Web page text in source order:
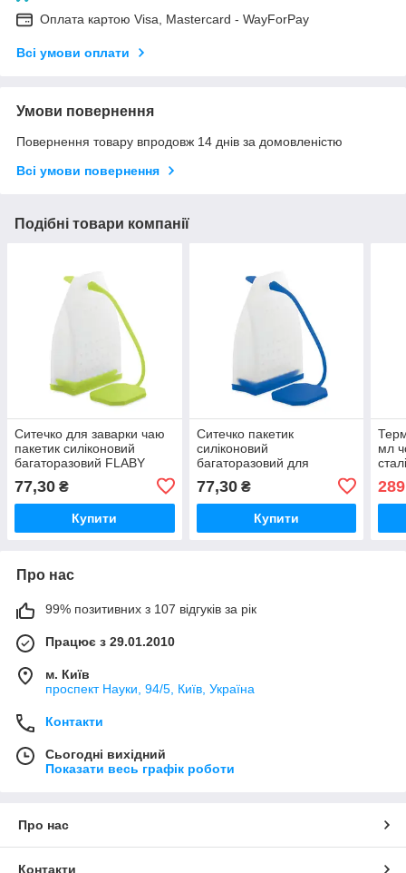
Оплата картою Visa, Mastercard - WayForPay
Всі умови оплати
Умови повернення
Повернення товару впродовж 14 днів за домовленістю
Всі умови повернення
Подібні товари компанії
Ситечко для заварки чаю
пакетик силіконовий
багаторазовий FLABY
77,30 ₴
Купити
Ситечко пакетик
силіконовий
багаторазовий для
заварки чаю FLABY синій
77,30₴
Купити
мл
Про нас
99% позитивних з 107 відгуків за рік
Працює з 29.01.2010
м. Київ
проспект Науки, 94/5, Київ, Україна
Контакти
Сьогодні вихідний
Показати весь графік роботи
Про нас
Контакти